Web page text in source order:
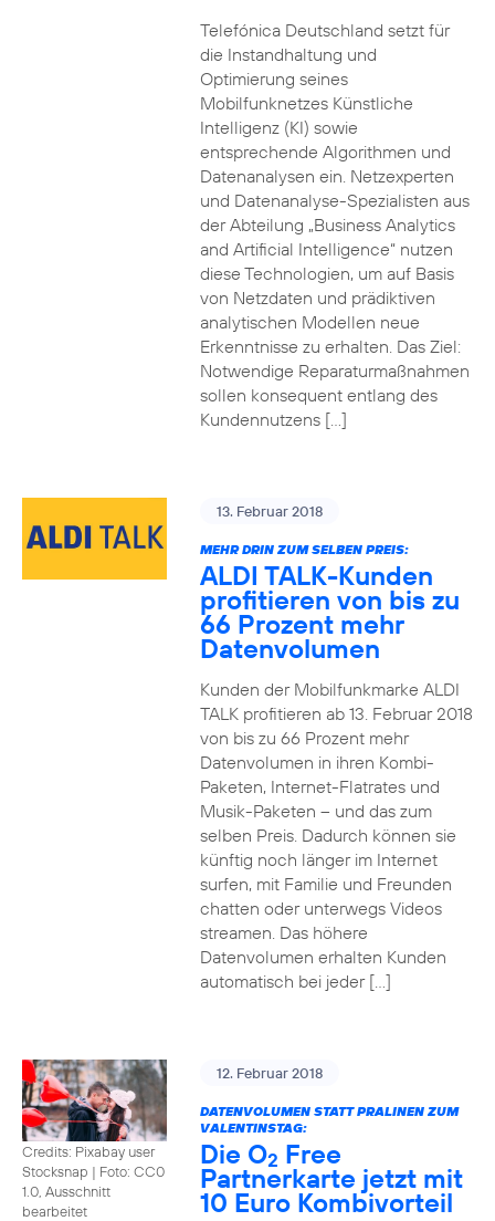
Telefónica Deutschland setzt für
die Instandhaltung und
Optimierung seines
Mobilfunknetzes Künstliche
Intelligenz (KI) sowie
entsprechende Algorithmen und
Datenanalysen ein. Netzexperten
und Datenanalyse-Spezialisten aus
der Abteilung „Business Analytics
and Artificial Intelligence“ nutzen
diese Technologien, um auf Basis
von Netzdaten und prädiktiven
analytischen Modellen neue
Erkenntnisse zu erhalten. Das Ziel:
Notwendige Reparaturmaßnahmen
sollen konsequent entlang des
Kundennutzens […]
13. Februar 2018
MEHR DRIN ZUM SELBEN PREIS:
ALDI TALK-Kunden
profitieren von bis zu
66 Prozent mehr
Datenvolumen
Kunden der Mobilfunkmarke ALDI
TALK profitieren ab 13. Februar 2018
von bis zu 66 Prozent mehr
Datenvolumen in ihren Kombi-
Paketen, Internet-Flatrates und
Musik-Paketen – und das zum
selben Preis. Dadurch können sie
künftig noch länger im Internet
surfen, mit Familie und Freunden
chatten oder unterwegs Videos
streamen. Das höhere
Datenvolumen erhalten Kunden
automatisch bei jeder […]
Credits: Pixabay user
Stocksnap | Foto: CC0
1.0, Ausschnitt
bearbeitet
12. Februar 2018
DATENVOLUMEN STATT PRALINEN ZUM
VALENTINSTAG:
Die O2 Free
Partnerkarte jetzt mit
10 Euro Kombivorteil